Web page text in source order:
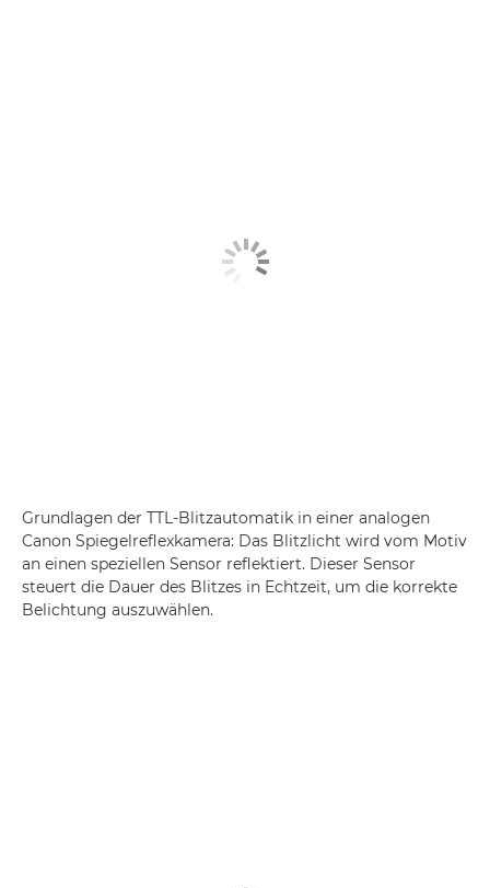
Grundlagen der TTL-Blitzautomatik in einer analogen
Canon Spiegelreflexkamera: Das Blitzlicht wird vom Motiv
an einen speziellen Sensor reflektiert. Dieser Sensor
steuert die Dauer des Blitzes in Echtzeit, um die korrekte
Belichtung auszuwählen.